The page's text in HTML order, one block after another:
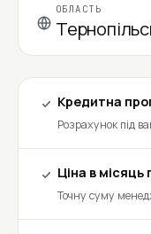
ОБЛАСТЬ
Кредитна
Розрахунок під
Ціна в місяць
Точну суму